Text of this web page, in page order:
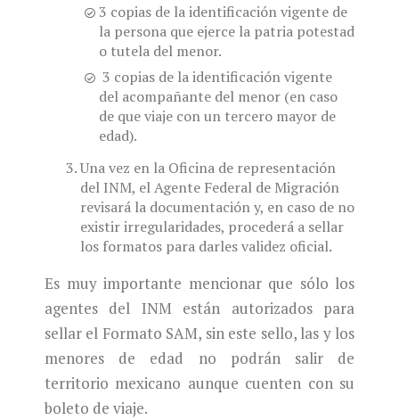
3 copias de la identificación vigente de
la persona que ejerce la patria potestad
o tutela del menor.
3 copias de la identificación vigente
del acompañante del menor (en caso
de que viaje con un tercero mayor de
edad).
Una vez en la Oficina de representación
del INM, el Agente Federal de Migración
revisará la documentación y, en caso de no
existir irregularidades, procederá a sellar
los formatos para darles validez oficial.
Es muy importante mencionar que sólo los
agentes del INM están autorizados para
sellar el Formato SAM, sin este sello, las y los
menores de edad no podrán salir de
territorio mexicano aunque cuenten con su
boleto de viaje.